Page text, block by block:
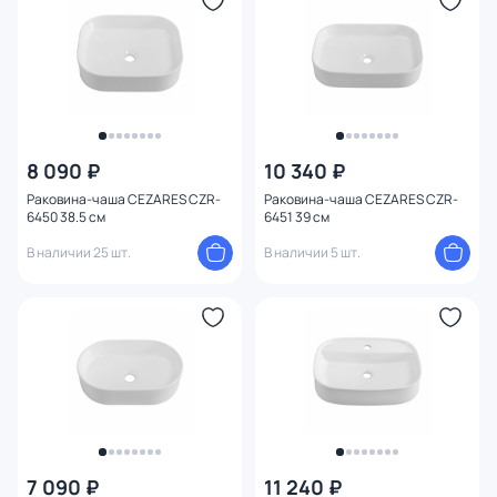
8 090 ₽
Раковина-чаша CEZARES CZR-
6450 38.5 см
В наличии 25 шт.
10 340 ₽
Раковина-чаша CEZARES CZR-
6451 39 см
В наличии 5 шт.
7 090 ₽ 11 240 ₽
Глубина (см)
Поверхность
Отверстия под смеситель
Намеченных отверстий под смеситель
Расположение смесителя
Покрытие
Тип раковины
Слив-перелив